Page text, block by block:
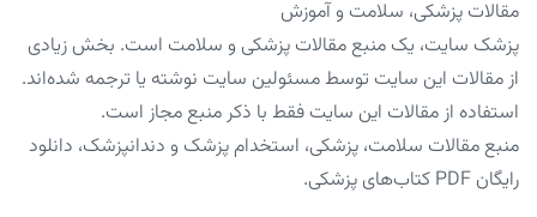
مقالات پزشکی، سلامت و آموزش
پزشک سایت، یک منبع مقالات پزشکی و سلامت است. بخش زیادی
از مقالات این سایت توسط مسئولین سایت نوشته یا ترجمه شده‌اند.
استفاده از مقالات این سایت فقط با ذکر منبع مجاز است.
منبع مقالات سلامت، پزشکی، استخدام پزشک و دندانپزشک، دانلود
رایگان PDF کتاب‌های پزشکی.